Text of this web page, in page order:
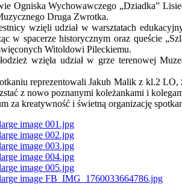
Ogniska Wychowawczego „Dziadka”
Druga Zwrotka.
wzięli udział w warsztatach
w spacerze historycznym oraz queście
Witoldowi Pileckiemu.
wzięła udział w grze terenowej
reprezentowali Jakub Malik z kl.2
z nowo poznanymi koleżankami i
za kreatywność i świetną organizację